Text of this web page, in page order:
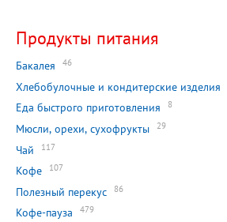
Продукты питания
Бакалея 46
Хлебобулочные и кондитерские изделия
Еда быстрого приготовления 8
Мюсли, орехи, сухофрукты 29
Чай 117
Кофе 107
Полезный перекус 86
Кофе-пауза 479